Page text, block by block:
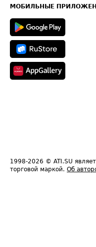
Техническая информация
МОБИЛЬНЫЕ
1998-2026 © ATI.SU
торговой маркой. Об